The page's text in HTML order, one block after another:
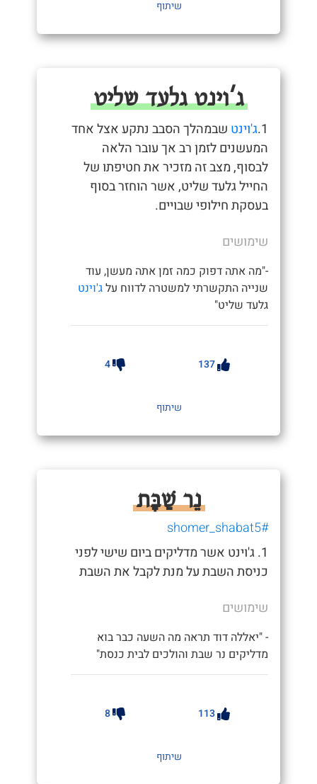
שיתוף
ג'וינט גלעד שליט
1. ג'וינט שבמהלך הסבב נתקע אצל אחד
המעשנים לזמן רב אך עובר הלאה
לבסוף, מצב זה מזכיר את חטיפתו של
החייל גלעד שליט, אשר הוחזר בסוף
בעסקת חילופי שבויים.
שימושים
-"מה אתה דפוק כמה זמן אתה מעשן, עוד
שנייה התקשרתי למשטרה לדווח עלג'וינט
גלעד שליט"
137
4
שיתוף
נֵר שַׁבָּת
#shomer_shabat5
1. ג'וינט אשר מדליקים ביום שישי לפני
כניסת השבת על מנת לקבל את השבת
שימושים
- "יאללה דוד תראה מה השעה כבר בוא
מדליקים נר שבת והולכים לבית כנסת"
113
8
שיתוף